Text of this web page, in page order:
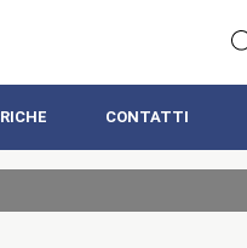
CONTATTI